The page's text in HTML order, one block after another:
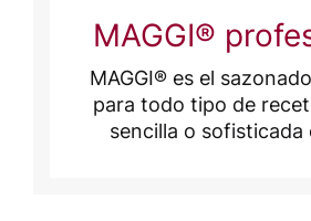
MAGGI®
MAGGI® es el
para todo tipo de
sencilla o sofisticada